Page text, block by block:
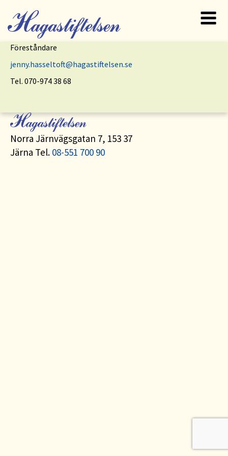
Föreståndare
jenny.hasseltoft@hagastiftelsen.se
Tel. 070-974 38 68
Norra Järnvägsgatan 7, 153 37
Järna Tel. 08-551 700 90